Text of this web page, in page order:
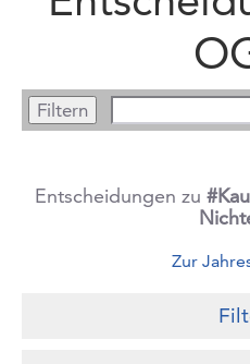
Entscheidungen zu
Zur